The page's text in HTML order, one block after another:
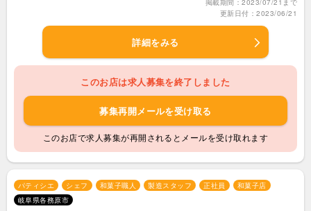
掲載期間：2023/07/21まで
更新日付：2023/06/21
詳細をみる
このお店は求人募集を終了しました
募集再開メールを受け取る
このお店で求人募集が再開されるとメールを受け取れます
パティシエ シェフ 和菓子職人 製造スタッフ 正社員
和菓子店
岐阜県各務原市